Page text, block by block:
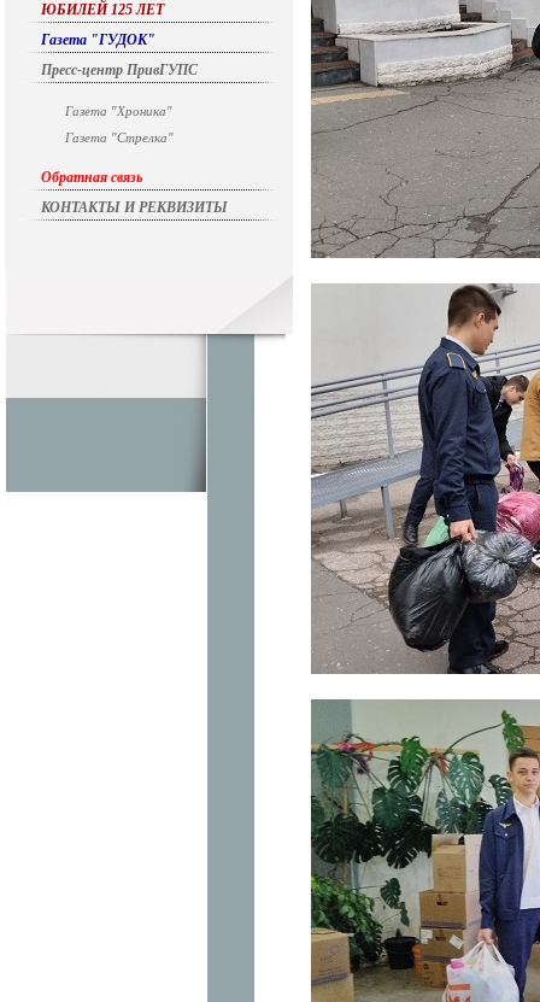
ЮБИЛЕЙ 125 ЛЕТ
Газета "ГУДОК"
Пресс-центр ПривГУПС
Газета "Хроника"
Газета "Стрелка"
Обратная связь
КОНТАКТЫ И РЕКВИЗИТЫ